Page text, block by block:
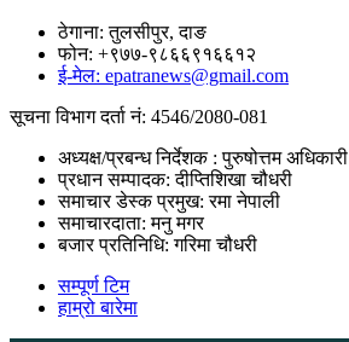
ठेगाना: तुलसीपुर, दाङ
फोन: +९७७-९८६६९१६६१२
ई-मेल: epatranews@gmail.com
सूचना विभाग दर्ता नं: 4546/2080-081
अध्यक्ष/प्रबन्ध निर्देशक : पुरुषोत्तम अधिकारी
प्रधान सम्पादक: दीप्तिशिखा चौधरी
समाचार डेस्क प्रमुख: रमा नेपाली
समाचारदाता: मनु मगर
बजार प्रतिनिधि: गरिमा चौधरी
सम्पूर्ण टिम
हाम्रो बारेमा